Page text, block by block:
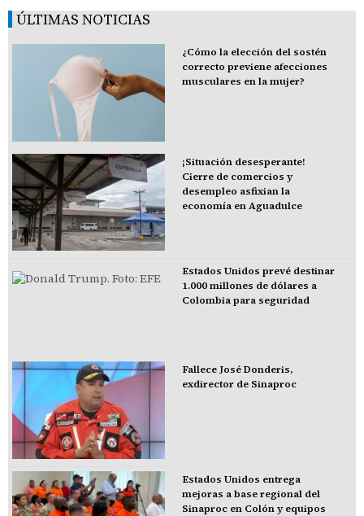
ÚLTIMAS NOTICIAS
¿Cómo la elección del sostén
correcto previene afecciones
musculares en la mujer?
¡Situación desesperante!
Cierre de comercios y
desempleo asfixian la
economía en Aguadulce
Estados Unidos prevé destinar
1.000 millones de dólares a
Colombia para seguridad
Fallece José Donderis,
exdirector de Sinaproc
Estados Unidos entrega
mejoras a base regional del
Sinaproc en Colón y equipos